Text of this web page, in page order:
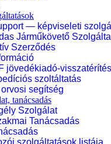
— képviseleti
Járműkövető
Szerződés
jövedékiadó-visszatérítés
szoltáltatás
segítség
tanácsadás
Szolgálat
Tanácsadás
szolgáltatások listája